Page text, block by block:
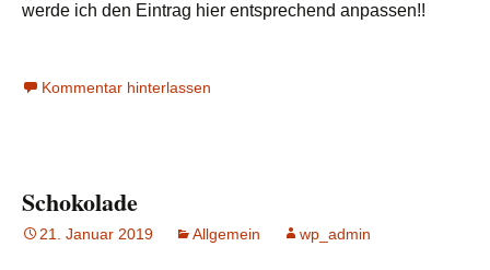
werde ich den Eintrag hier entsprechend anpassen!!
Kommentar hinterlassen
Schokolade
21. Januar 2019 Allgemein wp_admin